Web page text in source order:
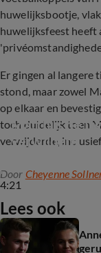
huwelijksbootje,
huwelijksfeest heeft
Er gingen al langere
stond, maar zowel
op elkaar en
toch duidelijk toen
verwijderde,
4:21
Matthijs de
verwijderd
Door Cheyenne
Lees ook